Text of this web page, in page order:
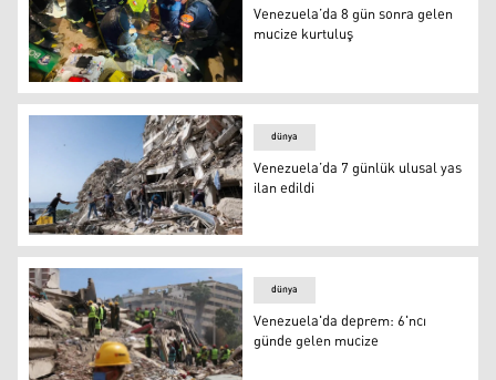
Venezuela’da 8 gün sonra gelen mucize kurtuluş
Venezuela’da 8 gün sonra gelen
mucize kurtuluş
Venezuela’da 7 günlük ulusal yas ilan edildi
dünya
Venezuela’da 7 günlük ulusal yas
ilan edildi
dünya
Venezuela'da deprem: 6'ncı
günde gelen mucize